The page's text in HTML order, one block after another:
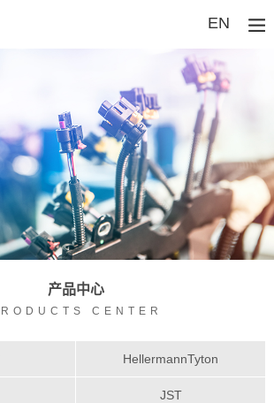
EN
产品中心
CENTER
HellermannTyton
JST